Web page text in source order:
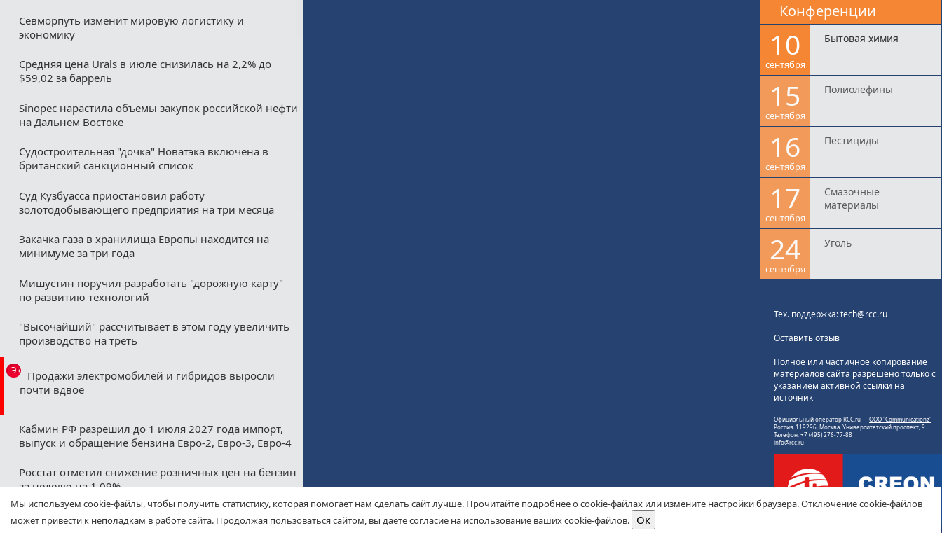
Севморпуть изменит мировую логистику и
экономику
Средняя цена Urals в июле снизилась на 2,2% до
$59,02 за баррель
Sinopec нарастила объемы закупок российской нефти
на Дальнем Востоке
Судостроительная "дочка" Новатэка включена в
британский санкционный список
Суд Кузбуасса приостановил работу
золотодобывающего предприятия на три месяца
Закачка газа в хранилища Европы находится на
минимуме за три года
Мишустин поручил разработать "дорожную карту"
по развитию технологий
"Высочайший" рассчитывает в этом году увеличить
производство на треть
Эксклюзив
Продажи электромобилей и гибридов выросли
почти вдвое
Кабмин РФ разрешил до 1 июля 2027 года импорт,
выпуск и обращение бензина Евро-2, Евро-3, Евро-4
Росстат отметил снижение розничных цен на бензин
за неделю на 1,09%
Минфин назвал ожидаемые нефтегазовые
допдоходы бюджета в августе
Конференции
10
сентября
Бытовая химия
15
сентября
Полиолефины
16
сентября
Пестициды
17
сентября
Смазочные
материалы
24
сентября
Уголь
Тех. поддержка: tech@rcc.ru
Оставить отзыв
Полное или частичное копирование
материалов сайта разрешено только с
указанием активной ссылки на
источник
Официальный оператор RCC.ru —ООО "Communicationz"
Россия, 119296, Москва, Университетский проспект, 9
Телефон: +7 (495) 276-77-88
info@rcc.ru
Мы используем cookie-файлы, чтобы получить статистику, которая помогает нам сделать сайт лучше. Прочитайте подробнее о cookie-файлах или измените настройки браузера. Отключение cookie-файлов
может привести к неполадкам в работе сайта. Продолжая пользоваться сайтом, вы даете согласие на использование ваших cookie-файлов.